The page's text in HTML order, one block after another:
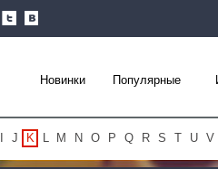
Новинки Популярные
J K L M N O P Q R S T U V